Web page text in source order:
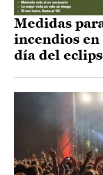
Medidas
incendios en
día del